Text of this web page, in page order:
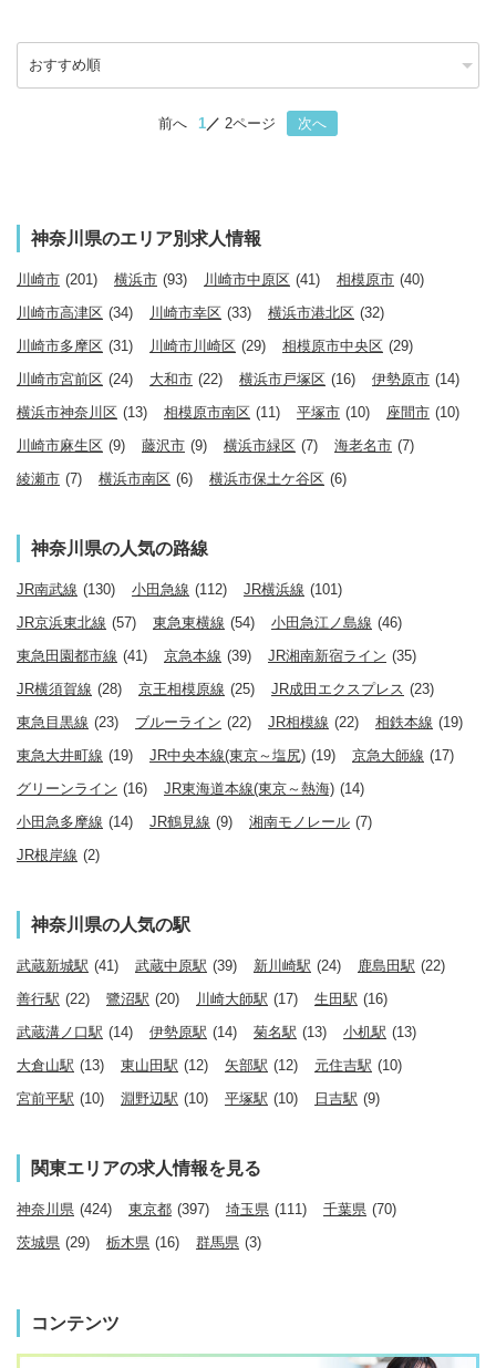
前へ 1 2ページ 次へ
神奈川県のエリア別求人情報
川崎市 (201) 横浜市 (93) 川崎市中原区 (41) 相模原市 (40)
川崎市高津区 (34) 川崎市幸区 (33) 横浜市港北区 (32)
川崎市多摩区 (31) 川崎市川崎区 (29) 相模原市中央区 (29)
川崎市宮前区 (24) 大和市 (22) 横浜市戸塚区 (16) 伊勢原市 (14)
横浜市神奈川区 (13) 相模原市南区 (11) 平塚市 (10) 座間市 (10)
川崎市麻生区 (9) 藤沢市 (9) 横浜市緑区 (7) 海老名市 (7)
綾瀬市 (7) 横浜市南区 (6) 横浜市保土ケ谷区 (6)
神奈川県の人気の路線
JR南武線 (130) 小田急線 (112) JR横浜線 (101)
JR京浜東北線 (57) 東急東横線 (54) 小田急江ノ島線 (46)
東急田園都市線 (41) 京急本線 (39) JR湘南新宿ライン (35)
JR横須賀線 (28) 京王相模原線 (25) JR成田エクスプレス (23)
東急目黒線 (23) ブルーライン (22) JR相模線 (22) 相鉄本線 (19)
東急大井町線 (19) JR中央本線(東京～塩尻) (19) 京急大師線 (17)
グリーンライン (16) JR東海道本線(東京～熱海) (14)
小田急多摩線 (14) JR鶴見線 (9) 湘南モノレール (7)
JR根岸線 (2)
神奈川県の人気の駅
武蔵新城駅 (41) 武蔵中原駅 (39) 新川崎駅 (24) 鹿島田駅 (22)
善行駅 (22) 鷺沼駅 (20) 川崎大師駅 (17) 生田駅 (16)
武蔵溝ノ口駅 (14) 伊勢原駅 (14) 菊名駅 (13) 小机駅 (13)
大倉山駅 (13) 東山田駅 (12) 矢部駅 (12) 元住吉駅 (10)
宮前平駅 (10) 淵野辺駅 (10) 平塚駅 (10) 日吉駅 (9)
関東エリアの求人情報を見る
神奈川県 (424) 東京都 (397) 埼玉県 (111) 千葉県 (70)
茨城県 (29) 栃木県 (16) 群馬県 (3)
コンテンツ